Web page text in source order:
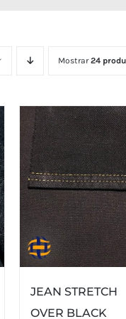
Mostrar24
JEAN STRETCH
OVER BLACK